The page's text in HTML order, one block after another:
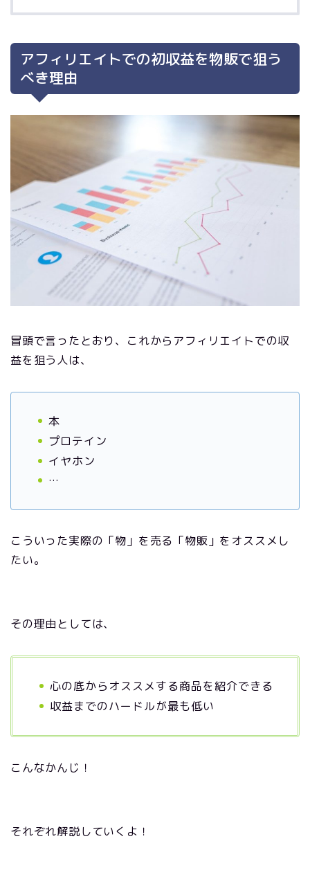
アフィリエイトでの初収益を物販で狙う
べき理由
冒頭で言ったとおり、これからアフィリエイトでの収
益を狙う人は、
本
プロテイン
イヤホン
…
こういった実際の「物」を売る「物販」をオススメし
たい。
その理由としては、
心の底からオススメする商品を紹介できる
収益までのハードルが最も低い
こんなかんじ！
それぞれ解説していくよ！